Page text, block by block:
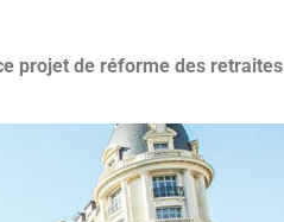
projet de réforme des retraites